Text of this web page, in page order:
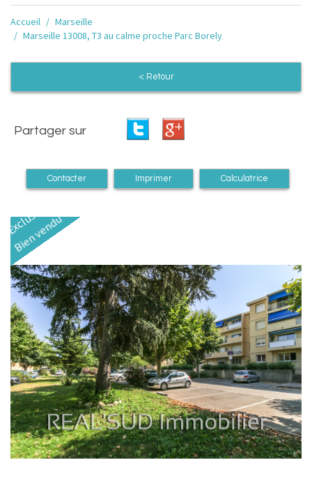
Accueil
Marseille
Marseille 13008, T3 au calme proche Parc Borely
< Retour
Partager sur
Contacter Imprimer Calculatrice
Bien vendu
Exclusivité